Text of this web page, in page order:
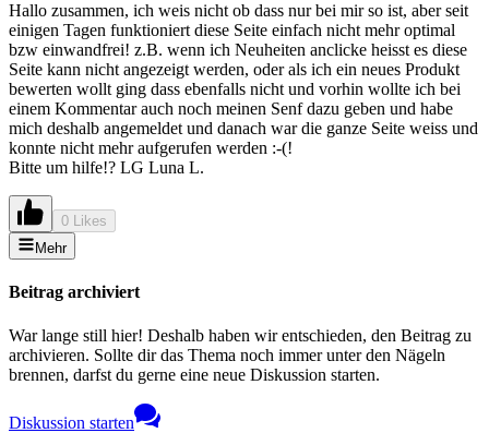
Hallo zusammen, ich weis nicht ob dass nur bei mir so ist, aber seit
einigen Tagen funktioniert diese Seite einfach nicht mehr optimal
bzw einwandfrei! z.B. wenn ich Neuheiten anclicke heisst es diese
Seite kann nicht angezeigt werden, oder als ich ein neues Produkt
bewerten wollt ging dass ebenfalls nicht und vorhin wollte ich bei
einem Kommentar auch noch meinen Senf dazu geben und habe
mich deshalb angemeldet und danach war die ganze Seite weiss und
konnte nicht mehr aufgerufen werden :-(!
Bitte um hilfe!? LG Luna L.
0 Likes
Mehr
Beitrag archiviert
War lange still hier! Deshalb haben wir entschieden, den Beitrag zu
archivieren. Sollte dir das Thema noch immer unter den Nägeln
brennen, darfst du gerne eine neue Diskussion starten.
Diskussion starten